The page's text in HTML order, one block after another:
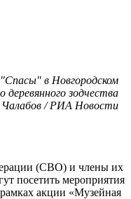
в Новгородском
деревянного зодчества
/ РИА Новости
(СВО) и члены их
посетить мероприятия
акции «Музейная